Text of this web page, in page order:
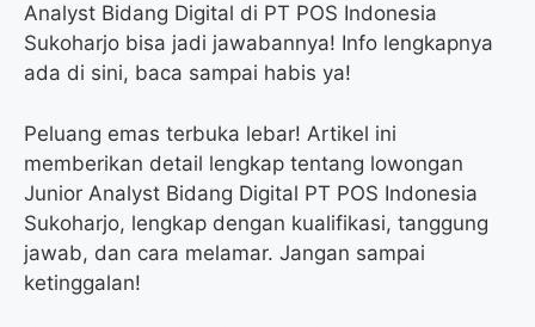
Analyst Bidang Digital di PT POS Indonesia
Sukoharjo bisa jadi jawabannya! Info lengkapnya
ada di sini, baca sampai habis ya!
Peluang emas terbuka lebar! Artikel ini
memberikan detail lengkap tentang lowongan
Junior Analyst Bidang Digital PT POS Indonesia
Sukoharjo, lengkap dengan kualifikasi, tanggung
jawab, dan cara melamar. Jangan sampai
ketinggalan!